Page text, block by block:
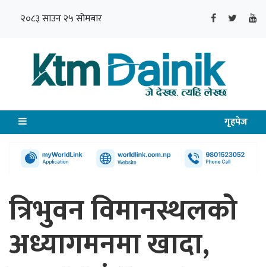
२०८३ साउन २५ सोमबार
गृहपेज
त्रिभुवन विमानस्थलको
अध्यागमनमा खादा,